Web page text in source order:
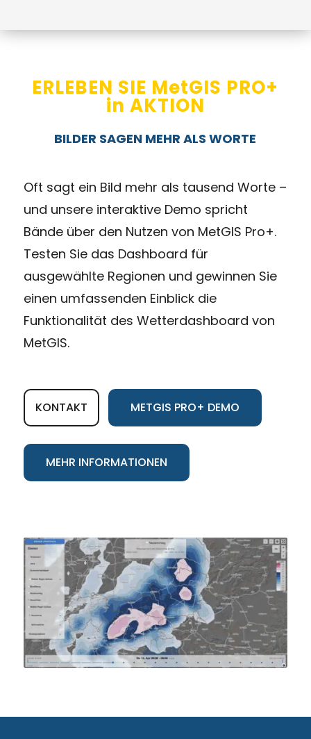
ERLEBEN SIE MetGIS PRO+
in AKTION
BILDER SAGEN MEHR ALS WORTE
Oft sagt ein Bild mehr als tausend Worte –
und unsere interaktive Demo spricht
Bände über den Nutzen von MetGIS Pro+.
Testen Sie das Dashboard für
ausgewählte Regionen und gewinnen Sie
einen umfassenden Einblick die
Funktionalität des Wetterdashboard von
MetGIS.
KONTAKT METGIS PRO+ DEMO
MEHR INFORMATIONEN